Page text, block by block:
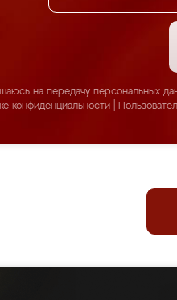
на передачу персональных
конфиденциальности